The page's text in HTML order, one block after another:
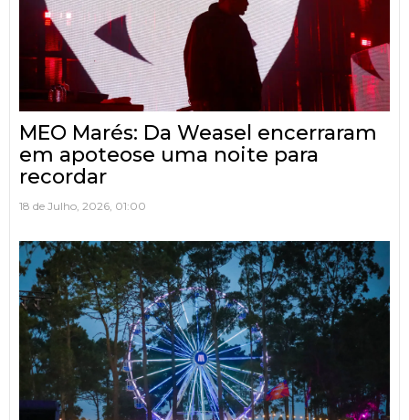
MEO Marés: Da Weasel encerraram
em apoteose uma noite para
recordar
18 de Julho, 2026, 01:00